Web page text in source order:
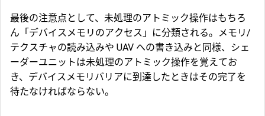
最後の注意点として、未処理のアトミック操作はもちろ
ん「デバイスメモリのアクセス」に分類される。メモリ/
テクスチャの読み込みや UAV への書き込みと同様、シェ
ーダーユニットは未処理のアトミック操作を覚えてお
き、デバイスメモリバリアに到達したときはその完了を
待たなければならない。